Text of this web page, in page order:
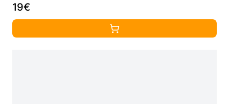
19€